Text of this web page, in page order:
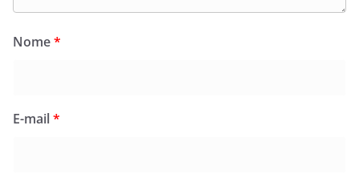
Nome*
E-mail*